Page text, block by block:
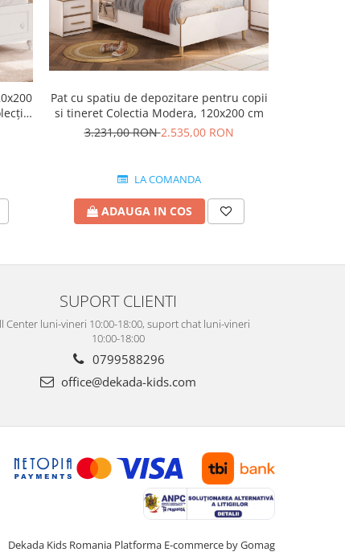
Pat cu spatiu de depozitare pentru copii
si tineret Colectia Modera, 120x200 cm
3.231,00 RON2.535,00 RON
LA COMANDA
ADAUGA IN COS
SUPORT CLIENTI
Center luni-vineri 10:00-18:00, suport chat luni-vineri
10:00-18:00
0799588296
office@dekada-kids.com
Dekada Kids Romania Platforma E-commerce by Gomag